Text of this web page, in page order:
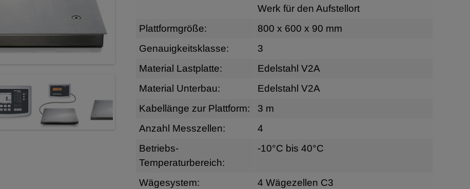
Werk für den Aufstellort
Plattformgröße:
800 x 600 x 90 mm
Genauigkeitsklasse:
3
Material Lastplatte:
Edelstahl V2A
Material Unterbau:
Edelstahl V2A
Kabellänge zur Plattform:
3 m
Anzahl Messzellen:
4
Betriebs-
Temperaturbereich:
-10°C bis 40°C
Wägesystem:
4 Wägezellen C3